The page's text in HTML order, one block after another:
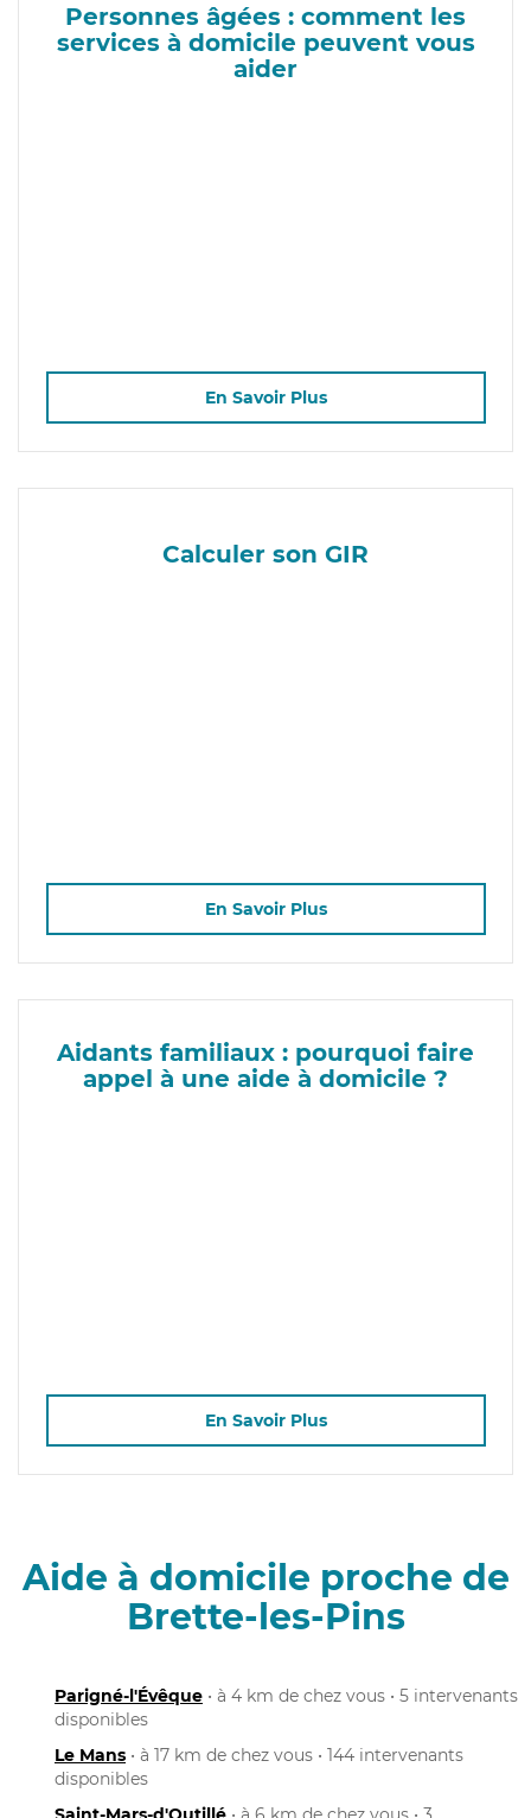
Personnes âgées : comment les
services à domicile peuvent vous
aider
En Savoir Plus
Calculer son GIR
En Savoir Plus
Aidants familiaux : pourquoi faire
appel à une aide à domicile ?
En Savoir Plus
Aide à domicile proche de
Brette-les-Pins
Parigné-l'Évêque • à 4 km de chez vous • 5 intervenants
disponibles
Le Mans • à 17 km de chez vous • 144 intervenants
disponibles